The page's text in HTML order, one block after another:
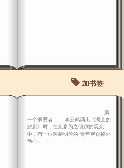
加书签
第
一个求爱者 李云鹤演出《湖上的
悲剧》时，在众多为之倾倒的观众
中，有一位叫裴明伦的 青年观众格外
动心。